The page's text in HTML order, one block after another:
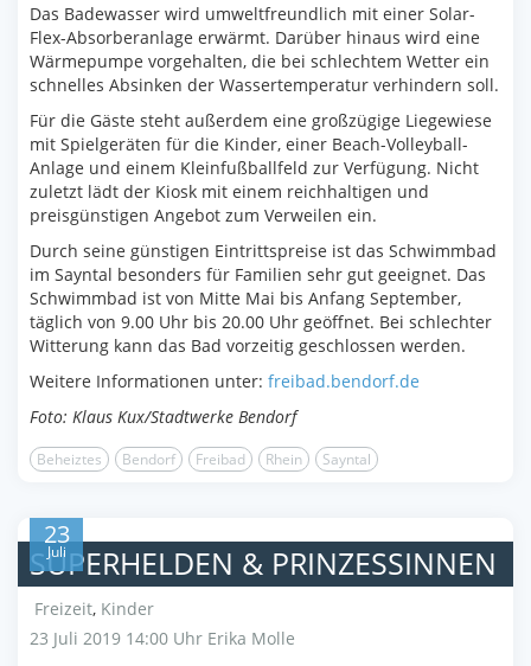
Das Badewasser wird umweltfreundlich mit einer Solar-
Flex-Absorberanlage erwärmt. Darüber hinaus wird eine
Wärmepumpe vorgehalten, die bei schlechtem Wetter ein
schnelles Absinken der Wassertemperatur verhindern soll.
Für die Gäste steht außerdem eine großzügige Liegewiese
mit Spielgeräten für die Kinder, einer Beach-Volleyball-
Anlage und einem Kleinfußballfeld zur Verfügung. Nicht
zuletzt lädt der Kiosk mit einem reichhaltigen und
preisgünstigen Angebot zum Verweilen ein.
Durch seine günstigen Eintrittspreise ist das Schwimmbad
im Sayntal besonders für Familien sehr gut geeignet. Das
Schwimmbad ist von Mitte Mai bis Anfang September,
täglich von 9.00 Uhr bis 20.00 Uhr geöffnet. Bei schlechter
Witterung kann das Bad vorzeitig geschlossen werden.
Weitere Informationen unter: freibad.bendorf.de
Foto: Klaus Kux/Stadtwerke Bendorf
Beheiztes Bendorf Freibad Rhein Sayntal
23
Juli
SUPERHELDEN & PRINZESSINNEN
Freizeit, Kinder
23 Juli 2019 14:00 Uhr Erika Molle